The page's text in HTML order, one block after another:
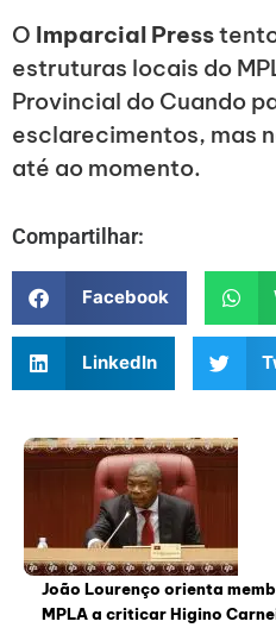
O Imparcial Press
estruturas locais do
Provincial do Cuando
esclarecimentos, mas
até ao momento.
Compartilhar:
Facebook
LinkedIn
João Lourenço orienta
MPLA a criticar Higino